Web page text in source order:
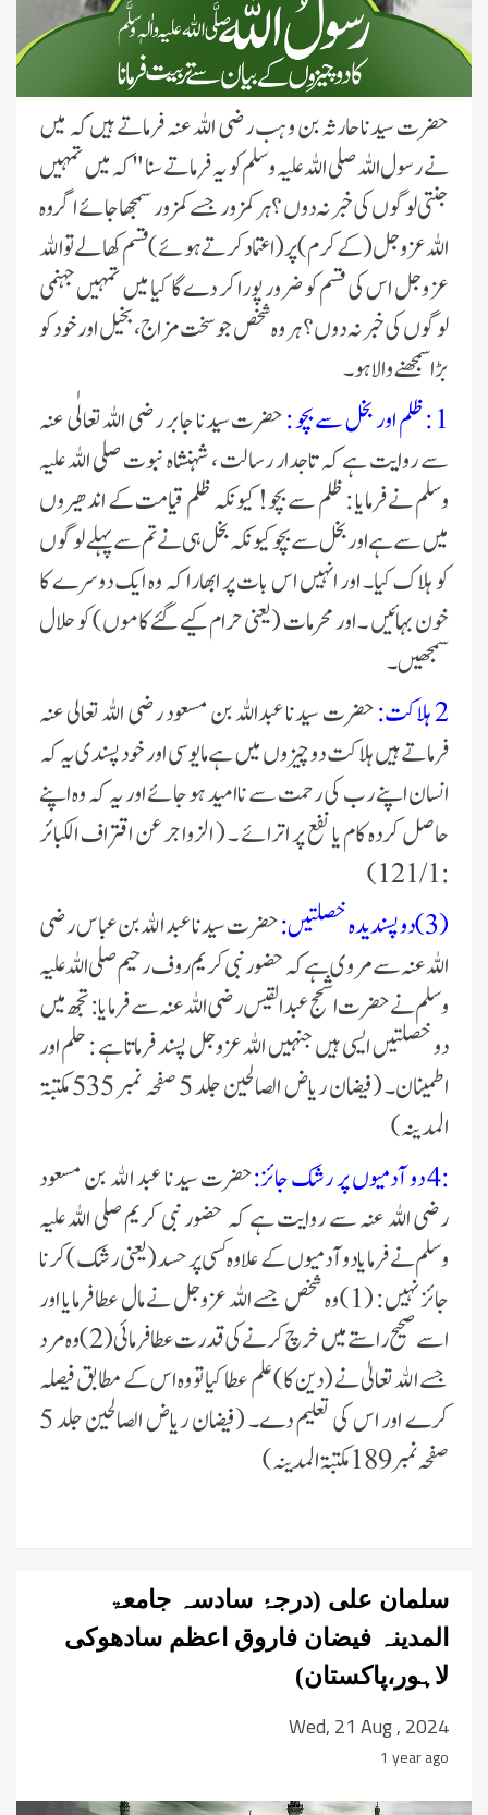
حضرت سیدنا حارثہ بن وہب رضی اللہ عنہ فرماتے ہیں کہ میں
نے رسول اللہ صلی اللہ علیہ وسلم کو یہ فرماتے سنا " کہ میں تمہیں
جنتی لوگوں کی خبر نہ دوں ؟ ہر کمزور جسے کمزور سمجھا جائے اگر وہ
اللہ عزوجل (کے کرم) پر (اعتماد کرتے ہوئے) قسم کھالے تو الله
عز وجل اس کی قسم کو ضرور پورا کر دے گا کیا میں تمہیں جہنمی
لوگوں کی خبر نہ دوں ؟ ہر وہ شخص جو سخت مزاج ، بخیل اور خود کو
بڑا سمجھنے والا ہو ۔
1 : ظلم اور بخل سے بچو :
حضرت سیدنا جابر رضی اللہ تعالٰی عنہ
سے روایت ہے کہ تاجدار رسالت ، شہنشاہ نبوت صلی اللہ علیہ
وسلم نے فرمایا : ظلم سے بچو! کیونکہ ظلم قیامت کے اندھیروں
میں سے ہے اور بخل سے بچو کیونکہ بخل ہی نے تم سے پہلے لوگوں
کو ہلاک کیا۔ اور انہیں اس بات پر ابھارا کہ وہ ایک دوسرے کا
خون بہائیں ۔ اور محرمات (یعنی حرام کیے گئے کاموں) کو حلال
سمجھیں ۔
2 ہلاکت:
حضرت سیدنا عبداللہ بن مسعود رضی اللہ تعالی عنہ
فرماتے ہیں ہلاکت دو چیزوں میں ہے مایوسی اور خود پسندی یہ کہ
انسان اپنے رب کی رحمت سے ناامید ہو جائے اور یہ کہ وہ اپنے
حاصل کردہ کام یا نفع پر اترائے ۔ ( الزواجر عن اقتراف الکبائر
: 121/1)
(3)دو پسندیدہ خصلتیں :
حضرت سیدنا عبد الله بن عباس رضی
اللہ عنہ سے مروی ہے کہ حضور نبی کریم روف رحیم صلی اللہ علیہ
وسلم نے حضرت اشحج عبد القیس رضی اللہ عنہ سے فرمایا : تجھ میں
دو خصلتیں ایسی ہیں جنہیں اللہ عزوجل پسند فرماتا ہے : حلم اور
اطمینان۔ (فیضان ریاض الصالحین جلد 5 صفحہ نمبر 535 مکتبۃ
المدینہ)
:4 دو آدمیوں پر رشک جائز:
حضرت سیدنا عبد الله بن مسعود
رضی اللہ عنہ سے روایت ہے کہ حضور نبی کریم صلی اللہ علیہ
وسلم نے فرمایا دو آدمیوں کے علاوہ کسی پر حسد (یعنی رشک) کرنا
جائز نہیں : (1) وہ شخص جسے اللہ عزوجل نے مال عطا فرمایا اور
اسے صحیح راستے میں خرچ کرنے کی قدرت عطا فرمائی (2) وہ مرد
جسے الله تعالیٰ نے (دین کا) علم عطا کیا تو وہ اس کے مطابق فیصلہ
کرے اور اس کی تعلیم دے۔ (فیضان ریاض الصالحین جلد 5
صفحہ نمبر 189مكتبۃ المدينہ )
سلمان علی (درجۂ سادسہ جامعۃ
المدینہ فیضان فاروق اعظم سادھوکی
لاہور،پاکستان)
Wed, 21 Aug , 2024
1 year ago